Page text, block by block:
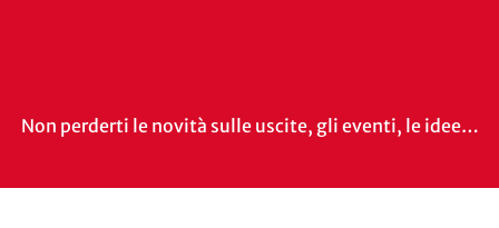
Non perderti le novità sulle uscite, gli eventi, le idee…